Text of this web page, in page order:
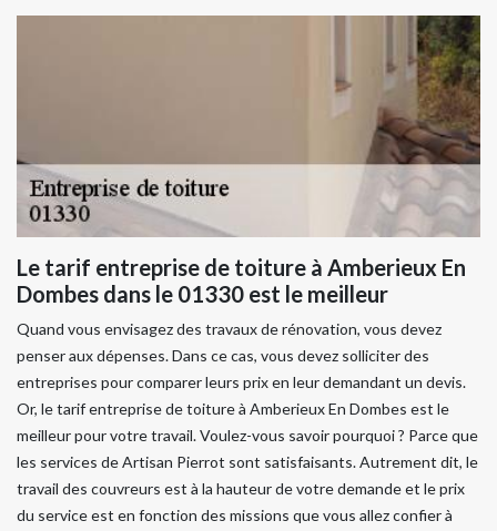
Le tarif entreprise de toiture à Amberieux En
Dombes dans le 01330 est le meilleur
Quand vous envisagez des travaux de rénovation, vous devez
penser aux dépenses. Dans ce cas, vous devez solliciter des
entreprises pour comparer leurs prix en leur demandant un devis.
Or, le tarif entreprise de toiture à Amberieux En Dombes est le
meilleur pour votre travail. Voulez-vous savoir pourquoi ? Parce que
les services de Artisan Pierrot sont satisfaisants. Autrement dit, le
travail des couvreurs est à la hauteur de votre demande et le prix
du service est en fonction des missions que vous allez confier à